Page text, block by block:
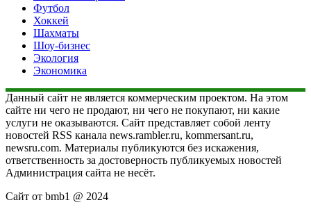
Футбол
Хоккей
Шахматы
Шоу-бизнес
Экология
Экономика
Данный сайт не является коммерческим проектом. На этом
сайте ни чего не продают, ни чего не покупают, ни какие
услуги не оказываются. Сайт представляет собой ленту
новостей RSS канала news.rambler.ru, kommersant.ru,
newsru.com. Материалы публикуются без искажения,
ответственность за достоверность публикуемых новостей
Администрация сайта не несёт.
Сайт от bmb1 @ 2024